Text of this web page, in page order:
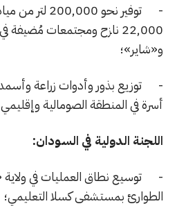
- توفير نحو
22,000 نازح ومجتمعات
و«شاير»؛
أسرة في المنطقة الصومالية
اللجنة الدولية في السودان:
- توسيع نطاق العمليات في
الطوارئ بمستشفى كسلا التعليمي؛